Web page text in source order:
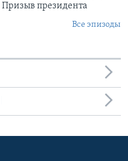
Призыв президента
Все эпизоды